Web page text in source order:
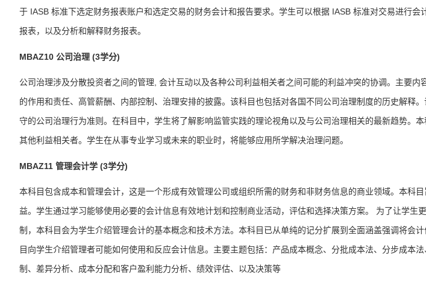
于 IASB 标准下选定财务报表账户和选定交易的财务会计和报告要求。学生可以根据 IASB 标准对交易进行会
报表，以及分析和解释财务报表。
MBAZ10 公司治理 (3学分)
公司治理涉及分散投资者之间的管理, 会计互动以及各种公司利益相关者之间可能的利益冲突的协调。主要内
的作用和责任、高管薪酬、内部控制、治理安排的披露。该科目也包括对各国不同公司治理制度的历史解释
守的公司治理行为准则。在科目 中，学生将了解影响监管实践的理论视角以及与公司治理相关的最新趋势。本
其他利益相关者。学生在从事专业学习或未来的职业时，将能够应用所学解决治理问题。
MBAZ11 管理会计学 (3学分)
本科目包含成本和管理会计，这是一个形成有效管理公司或组织所需的财务和非财务信息的商业领域。本科目
益。学生通过学习能够使用必要的会计信息有效地计划和控制商业活动，评估和选择决策方案。 为了让学生
制，本科目会为学生介绍管理会计的基本概念和技术方法。本科目 已从单纯的记分扩展到全面涵盖强调将会
目 向学生介绍管理者可能如何使用和反应会计信息。主要主题包括：产品成本概念、分批成本法、分步成本
制、差异分析、成本分配和客户盈利能力分析、绩效评估、以及决策等